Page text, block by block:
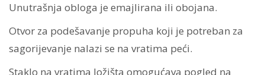
Unutrašnja obloga je emajlirana ili obojana.
Otvor za podešavanje propuha koji je potreban za
sagorijevanje nalazi se na vratima peći.
Staklo na vratima ložišta omogućava pogled na